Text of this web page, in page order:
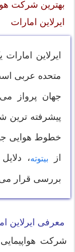
بهترین شرکت
ایرلاین امارات
ایرلاین
متحده عربی
جهان پرواز
پیشرفته ترین
خطوط هوایی
از
بیتوته،
بررسی قرار
معرفی ایرلاین